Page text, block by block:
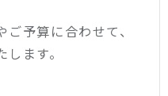
予算に合わせて、
ます。